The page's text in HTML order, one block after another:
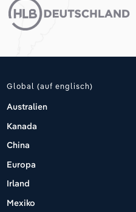
Global (auf englisch)
Australien
Kanada
China
Europa
Irland
Mexiko